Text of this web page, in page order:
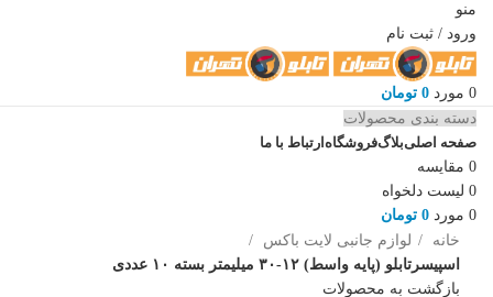
منو
ورود / ثبت نام
0 مورد 0 تومان
دسته بندی محصولات
صفحه اصلیبلاگفروشگاه ارتباط با ما
0 مقایسه
0 لیست دلخواه
0 مورد 0 تومان
خانه
لوازم جانبی لایت باکس
اسپیسرتابلو (پایه واسط) ۱۲-۳۰ میلیمتر بسته ۱۰ عددی
بازگشت به محصولات